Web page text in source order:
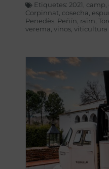
Etiquetes: 2021 camp
Corpinnat cosecha
Penedès, Peñín raïm
verema vinos, viticultura